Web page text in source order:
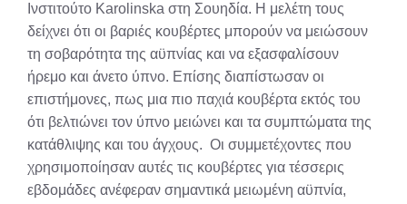
Ινστιτούτο Karolinska στη Σουηδία. Η μελέτη τους
δείχνει ότι οι βαριές κουβέρτες μπορούν να μειώσουν
τη σοβαρότητα της αϋπνίας και να εξασφαλίσουν
ήρεμο και άνετο ύπνο. Επίσης διαπίστωσαν οι
επιστήμονες, πως μια πιο παχιά κουβέρτα εκτός του
ότι βελτιώνει τον ύπνο μειώνει και τα συμπτώματα της
κατάθλιψης και του άγχους. Οι συμμετέχοντες που
χρησιμοποίησαν αυτές τις κουβέρτες για τέσσερις
εβδομάδες ανέφεραν σημαντικά μειωμένη αϋπνία,